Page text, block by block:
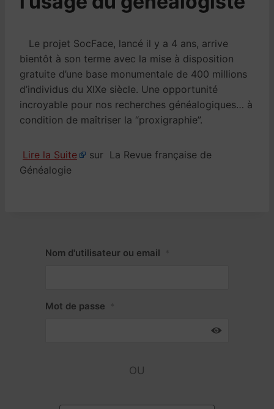
Le projet SocFace, lancé il y a 4 ans, arrive
bientôt à son terme avec la mise à disposition
gratuite d’une base monumentale de 400 millions
d’individus du XIXe siècle. Une opportunité
incroyable pour nos recherches généalogiques… à
condition de maîtriser la “proxigraphie”.
Lire la Suite
sur La Revue française de
Généalogie
Nom d'utilisateur ou email
Mot de passe
OU